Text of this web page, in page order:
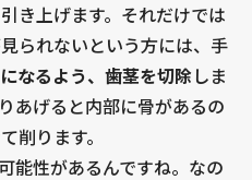
き上げます。それだけでは
られないという方には、手
なるよう、歯茎を切除 しま
あげると内部に骨があるの
削ります。
能性があるんですね。なの